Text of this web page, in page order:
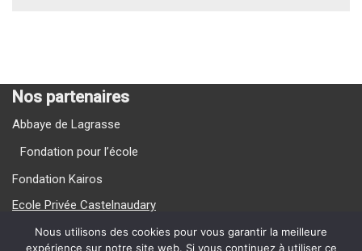
Nos partenaires
Abbaye de Lagrasse
Fondation pour l’école
Fondation Kairos
Ecole Privée Castelnaudary
Ecole Privée Carcassonne
Nous utilisons des cookies pour vous garantir la meilleure
expérience sur notre site web. Si vous continuez à utiliser ce